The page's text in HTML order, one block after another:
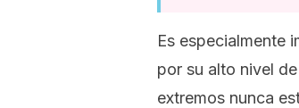
Es especialmente
por su alto nivel
extremos nunca